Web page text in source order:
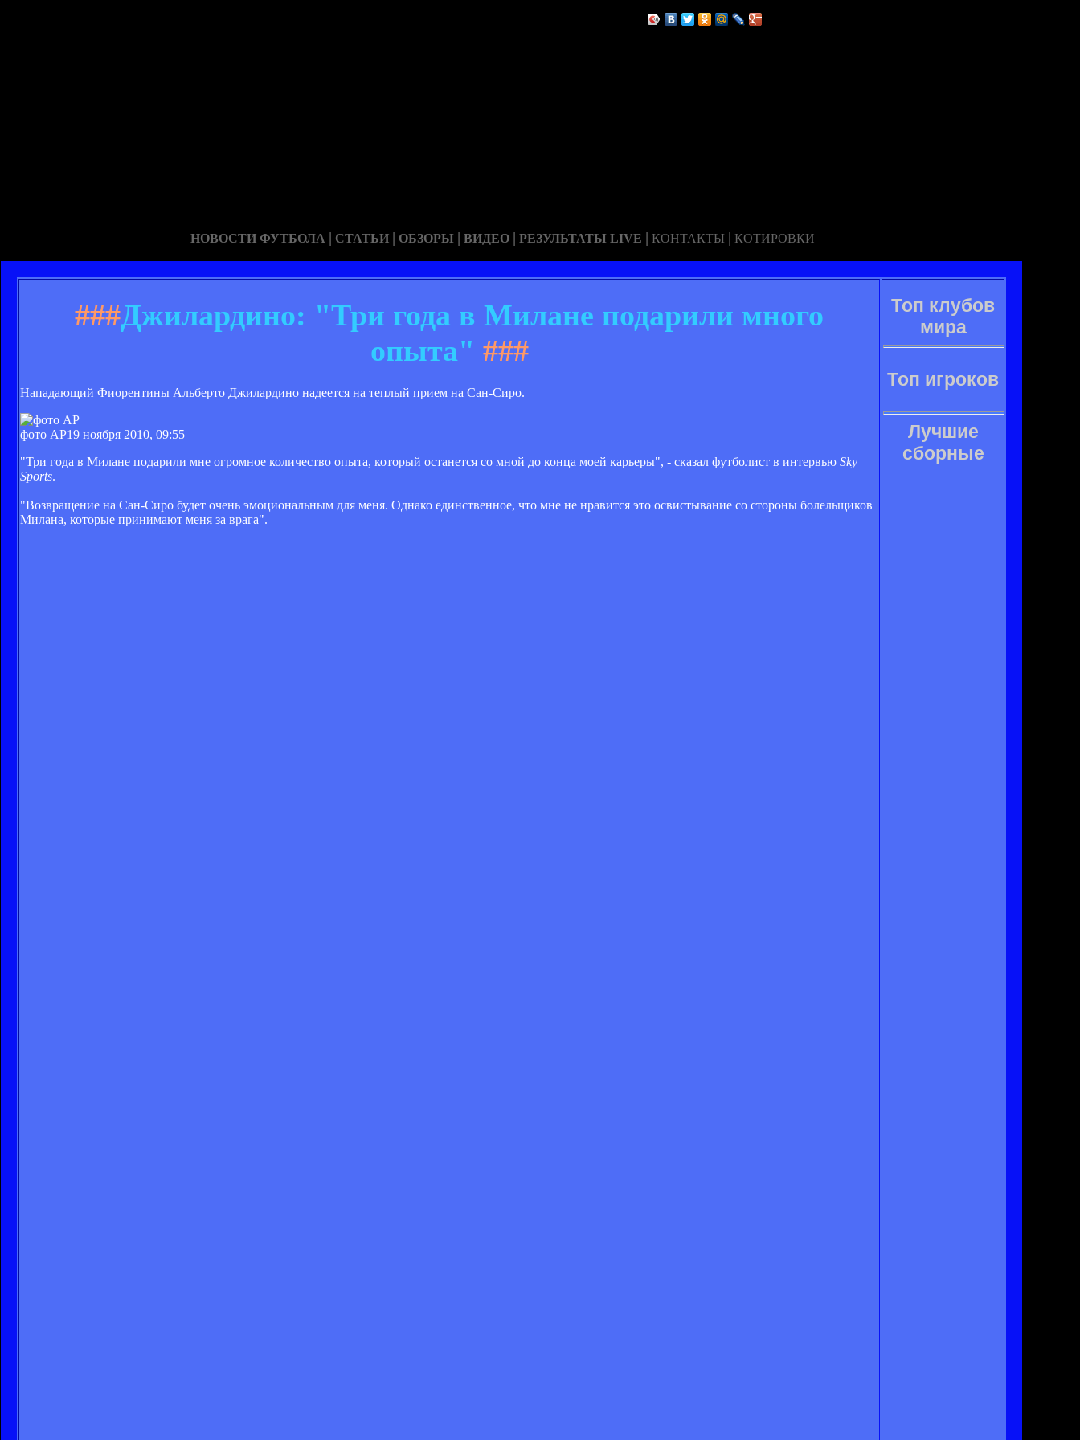
НОВОСТИ ФУТБОЛА | СТАТЬИ | ОБЗОРЫ | ВИДЕО | РЕЗУЛЬТАТЫ LIVE | КОНТАКТЫ | КОТИРОВКИ
###Джилардино: "Три года в Милане подарили много
опыта" ###
Нападающий Фиорентины Альберто Джилардино надеется на теплый прием на Сан-Сиро.
фото AP19 ноября 2010, 09:55
"Три года в Милане подарили мне огромное количество опыта, который останется со мной до конца моей карьеры", - сказал футболист в интервью Sky
Sports.
"Возвращение на Сан-Сиро будет очень эмоциональным для меня. Однако единственное, что мне не нравится это освистывание со стороны болельщиков
Милана, которые принимают меня за врага".
Топ клубов
мира
Топ игроков
Лучшие
сборные